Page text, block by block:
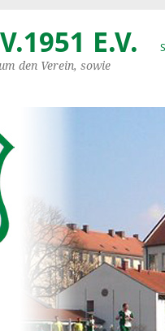
E.V.
den Verein, sowie